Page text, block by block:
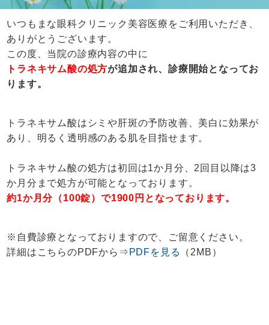
いつもまな眼科クリニック美容医療をご利用いただき、
ありがとうございます。
この度、当院の診療内容の中に
トラネキサム酸の処方が追加され、診療開始となってお
ります。
トラネキサム酸はシミや肝斑の予防改善、美白に効果が
あり、明るく透明感のある肌を目指せます。
トラネキサム酸の処方は初回は1か月分、2回目以降は3
か月分まで処方が可能となっております。
約1か月分（100錠）で1900円となっております。
※自費診療となっておりますので、ご留意ください。
詳細はこちらのPDFから⇒ PDFを見る （2MB）